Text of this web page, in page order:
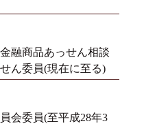
融商品あっせん相談
ん委員(現在に至る)
会委員(至平成28年3